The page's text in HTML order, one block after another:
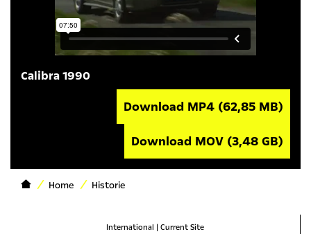
Calibra 1990
Download MP4 (62,85 MB)
Download MOV (3,48 GB)
Home Historie
International | Current Site